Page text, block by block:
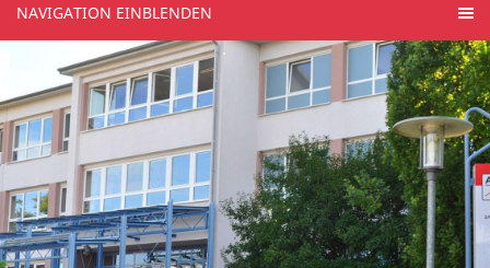
NAVIGATION EINBLENDEN